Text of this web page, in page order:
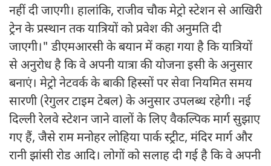
नहीं दी जाएगी। हालांकि, राजीव चौक मेट्रो स्टेशन से आखिरी
ट्रेन के प्रस्थान तक यात्रियों को प्रवेश की अनुमति दी
जाएगी।" डीएमआरसी के बयान में कहा गया है कि यात्रियों
से अनुरोध है कि वे अपनी यात्रा की योजना इसी के अनुसार
बनाएं। मेट्रो नेटवर्क के बाकी हिस्सों पर सेवा नियमित समय
सारणी (रेगुलर टाइम टेबल) के अनुसार उपलब्ध रहेगी। नई
दिल्ली रेलवे स्टेशन जाने वालों के लिए वैकल्पिक मार्ग सुझाए
गए हैं, जैसे राम मनोहर लोहिया पार्क स्ट्रीट, मंदिर मार्ग और
रानी झांसी रोड आदि। लोगों को सलाह दी गई है कि वे अपनी